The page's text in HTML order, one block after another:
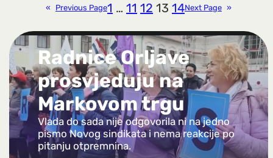
« Previous Page1 … 11 12 13 14Next Page »
Radnice Orljave
prosvjeduju na
Markovom trgu
Vlada do sada nije odgovorila ni na jedno
pismo Novog sindikata i nema reakcije po
pitanju otpremnina.